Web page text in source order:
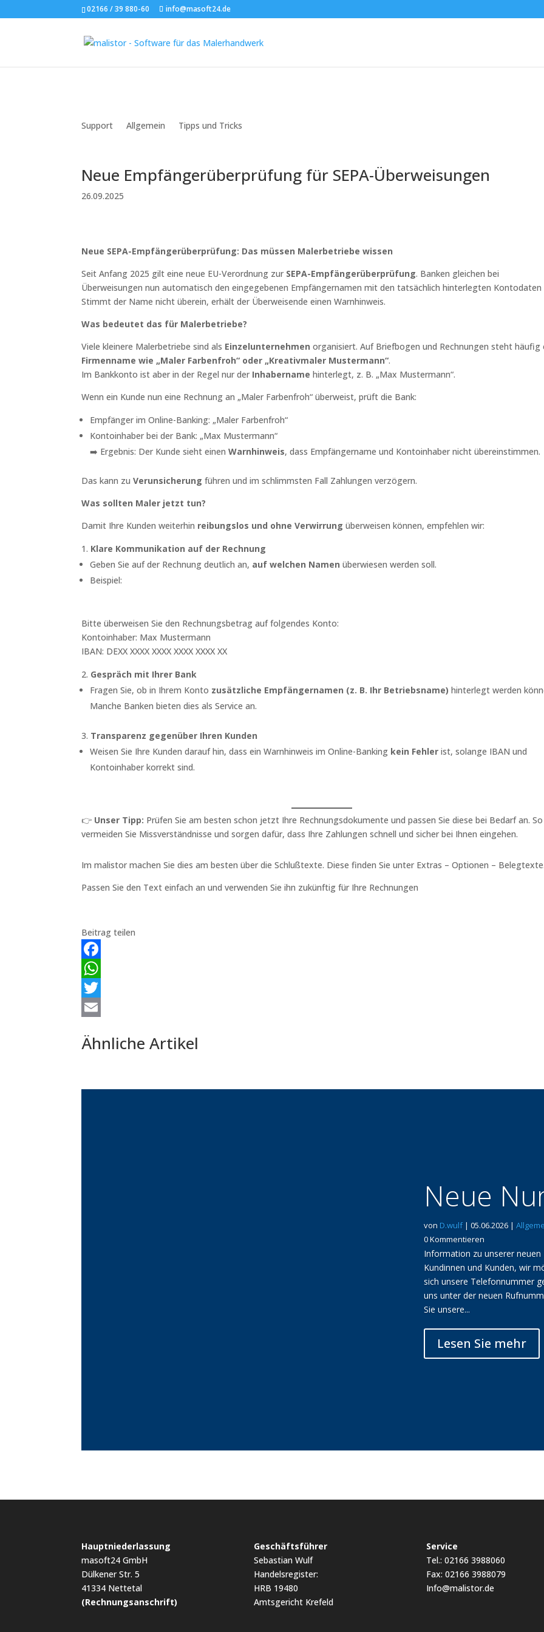
02166 / 39 880-60 info@masoft24.de
Support Allgemein Tipps und Tricks
Neue Empfängerüberprüfung für SEPA-Überweisungen
26.09.2025
Neue SEPA-Empfängerüberprüfung: Das müssen Malerbetriebe wissen
Seit Anfang 2025 gilt eine neue EU-Verordnung zur SEPA-Empfängerüberprüfung. Banken gleichen bei
Überweisungen nun automatisch den eingegebenen Empfängernamen mit den tatsächlich hinterlegten Kontodaten
Stimmt der Name nicht überein, erhält der Überweisende einen Warnhinweis.
Was bedeutet das für Malerbetriebe?
Viele kleinere Malerbetriebe sind als Einzelunternehmen organisiert. Auf Briefbogen und Rechnungen steht häufig
Firmenname wie „Maler Farbenfroh“ oder „Kreativmaler Mustermann“.
Im Bankkonto ist aber in der Regel nur der Inhabername hinterlegt, z. B. „Max Mustermann“.
Wenn ein Kunde nun eine Rechnung an „Maler Farbenfroh“ überweist, prüft die Bank:
Empfänger im Online-Banking: „Maler Farbenfroh“
Kontoinhaber bei der Bank: „Max Mustermann“
➡️ Ergebnis: Der Kunde sieht einenWarnhinweis, dass Empfängername und Kontoinhaber nicht übereinstimmen.
Das kann zuVerunsicherung führen und im schlimmsten Fall Zahlungen verzögern.
Was sollten Maler jetzt tun?
Damit Ihre Kunden weiterhin reibungslos und ohne Verwirrung überweisen können, empfehlen wir:
Klare Kommunikation auf der Rechnung
Geben Sie auf der Rechnung deutlich an, auf welchen Namen überwiesen werden soll.
Beispiel:
Bitte überweisen Sie den Rechnungsbetrag auf folgendes Konto:
Kontoinhaber: Max Mustermann
IBAN: DEXX XXXX XXXX XXXX XXXX XX
Gespräch mit Ihrer Bank
Fragen Sie, ob in Ihrem Konto zusätzliche Empfängernamen (z. B. Ihr Betriebsname) hinterlegt werden
Manche Banken bieten dies als Service an.
Transparenz gegenüber Ihren Kunden
Weisen Sie Ihre Kunden darauf hin, dass ein Warnhinweis im Online-Banking kein Fehler ist, solange IBAN und
Kontoinhaber korrekt sind.
👉 Unser Tipp: Prüfen Sie am besten schon jetzt Ihre Rechnungsdokumente und passen Sie diese bei Bedarf an. So
vermeiden Sie Missverständnisse und sorgen dafür, dass Ihre Zahlungen schnell und sicher bei Ihnen eingehen.
Im malistor machen Sie dies am besten über die Schlußtexte. Diese finden Sie unter Extras – Optionen –
Passen Sie den Text einfach an und verwenden Sie ihn zukünftig für Ihre Rechnungen
Beitrag teilen
Facebook
WhatsApp
Twitter
Ähnliche Artikel
Neue
von D.wulf|05.06.2026 |
0 Kommentieren
Information zu unserer
Kundinnen und Kunden, wir
sich unsere Telefonnummer
uns unter der neuen
Sie unsere...
Lesen Sie mehr
Hauptniederlassung
masoft24 GmbH
Dülkener Str. 5
41334 Nettetal
(Rechnungsanschrift)
Geschäftsführer
Sebastian Wulf
Handelsregister:
HRB 19480
Amtsgericht Krefeld
Service
Tel.: 02166 3988060
Fax: 02166 3988079
Info@malistor.de